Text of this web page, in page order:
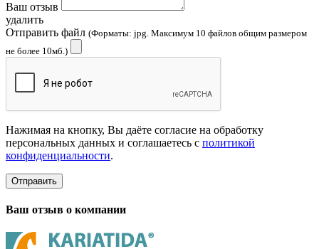
Ваш отзыв
удалить
Отправить файл (Форматы: jpg. Максимум 10 файлов общим размером
не более 10мб.)
Нажимая на кнопку, Вы даёте согласие на обработку
персональных данных и соглашаетесь с политикой
конфиденциальности.
Отправить
Ваш отзыв о компании